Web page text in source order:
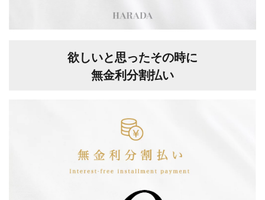
欲しいと思ったその時に
無金利分割払い